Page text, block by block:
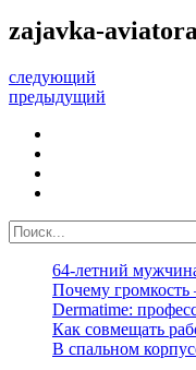
zajavka-
следующий
предыдущий
64-летний
Почему громкость
Dermatime:
Как совмещать
В спальном